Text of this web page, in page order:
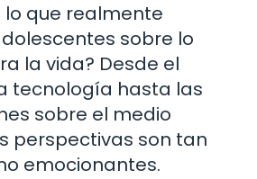
lo que realmente
sobre lo
la vida? Desde el
tecnología hasta las
sobre el medio
perspectivas son tan
emocionantes.